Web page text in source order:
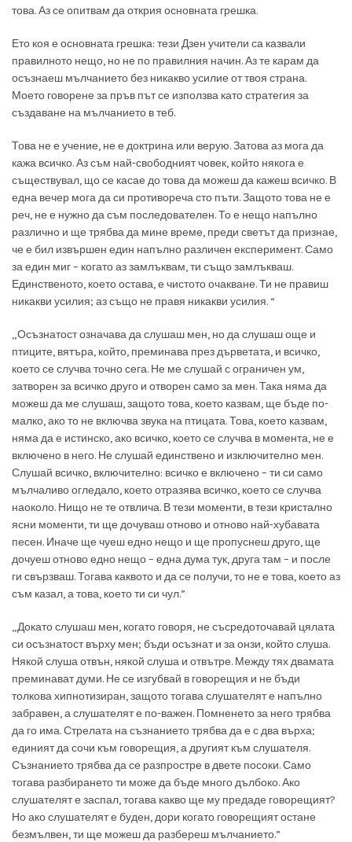
това. Аз се опитвам да открия основната грешка.
Ето коя е основната грешка: тези Дзен учители са казвали
правилното нещо, но не по правилния начин. Аз те карам да
осъзнаеш мълчанието без никакво усилие от твоя страна.
Моето говорене за пръв път се използва като стратегия за
създаване на мълчанието в теб.
Това не е учение, не е доктрина или верую. Затова аз мога да
кажа всичко. Аз съм най-свободният човек, който някога е
съществувал, що се касае до това да можеш да кажеш всичко. В
една вечер мога да си противореча сто пъти. Защото това не е
реч, не е нужно да съм последователен. То е нещо напълно
различно и ще трябва да мине време, преди светът да признае,
че е бил извършен един напълно различен експеримент. Само
за един миг – когато аз замлъквам, ти също замлъкваш.
Единственото, което остава, е чистото очакване. Ти не правиш
никакви усилия; аз също не правя никакви усилия. “
„Осъзнатост означава да слушаш мен, но да слушаш още и
птиците, вятъра, който, преминава през дърветата, и всичко,
което се случва точно сега. Не ме слушай с ограничен ум,
затворен за всичко друго и отворен само за мен. Така няма да
можеш да ме слушаш, защото това, което казвам, ще бъде по-
малко, ако то не включва звука на птицата. Това, което казвам,
няма да е истинско, ако всичко, което се случва в момента, не е
включено в него. Не слушай единствено и изключително мен.
Слушай всичко, включително: всичко е включено – ти си само
мълчаливо огледало, което отразява всичко, което се случва
наоколо. Нищо не те отвлича. В тези моменти, в тези кристално
ясни моменти, ти ще дочуваш отново и отново най-хубавата
песен. Иначе ще чуеш едно нещо и ще пропуснеш друго, ще
дочуеш отново едно нещо – една дума тук, друга там – и после
ги свързваш. Тогава каквото и да се получи, то не е това, което аз
съм казал, а това, което ти си чул.”
„Докато слушаш мен, когато говоря, не съсредоточавай цялата
си осъзнатост върху мен; бъди осъзнат и за онзи, който слуша.
Някой слуша отвън, някой слуша и отвътре. Между тях двамата
преминават думи. Не се изгубвай в говорещия и не бъди
толкова хипнотизиран, защото тогава слушателят е напълно
забравен, а слушателят е по-важен. Помненето за него трябва
да го има. Стрелата на съзнанието трябва да е с два върха;
единият да сочи към говорещия, а другият към слушателя.
Съзнанието трябва да се разпростре в двете посоки. Само
тогава разбирането ти може да бъде много дълбоко. Ако
слушателят е заспал, тогава какво ще му предаде говорещият?
Но ако слушателят е буден, дори когато говорещият остане
безмълвен, ти ще можеш да разбереш мълчанието.”